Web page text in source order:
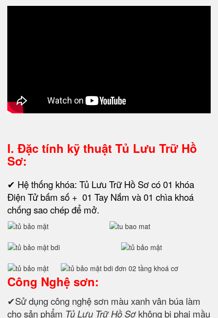
I. Đặc tính kỹ thuật Tủ Lưu Trữ Hồ
Sơ:
✔ Hệ thống khóa: Tủ Lưu Trữ Hồ Sơ có 01 khóa
Điện Tử bấm số + 01 Tay Nắm và 01 chìa khoá
chống sao chép để mở.
Công Nghệ sơn:
✔Sử dụng công nghệ sơn màu xanh vân búa làm
cho sản phẩm Tủ Lưu Trữ Hồ Sơkhông bị phai mầu